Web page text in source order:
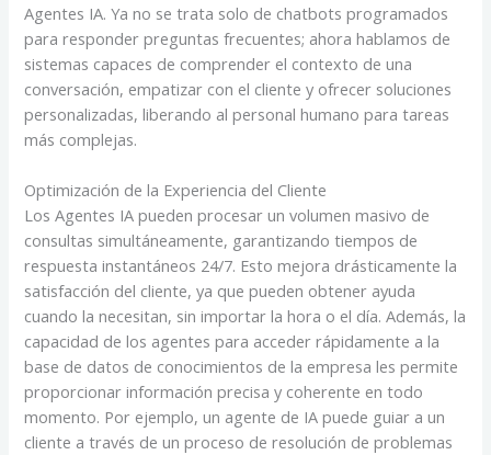
Agentes IA. Ya no se trata solo de chatbots programados
para responder preguntas frecuentes; ahora hablamos de
sistemas capaces de comprender el contexto de una
conversación, empatizar con el cliente y ofrecer soluciones
personalizadas, liberando al personal humano para tareas
más complejas.
Optimización de la Experiencia del Cliente
Los Agentes IA pueden procesar un volumen masivo de
consultas simultáneamente, garantizando tiempos de
respuesta instantáneos 24/7. Esto mejora drásticamente la
satisfacción del cliente, ya que pueden obtener ayuda
cuando la necesitan, sin importar la hora o el día. Además, la
capacidad de los agentes para acceder rápidamente a la
base de datos de conocimientos de la empresa les permite
proporcionar información precisa y coherente en todo
momento. Por ejemplo, un agente de IA puede guiar a un
cliente a través de un proceso de resolución de problemas